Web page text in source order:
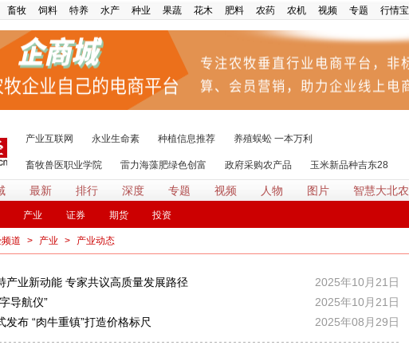
畜牧 饲料 特养 水产 种业 果蔬 花木 肥料 农药 农机 视频 专题 行情宝
产业互联网 永业生命素 种植信息推荐 养殖蜈蚣 一本万利
畜牧兽医职业学院 雷力海藻肥绿色创富 政府采购农产品 玉米新品种吉东28
最新 排行 深度 专题 视频 人物 图片 智慧大北农
产业 证券 期货 投资
道 > 产业 > 产业动态
产业新动能 专家共议高质量发展路径
2025年10月21日
导航仪”
2025年10月21日
布 “肉牛重镇”打造价格标尺
2025年08月29日